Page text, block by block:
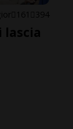
161 394
lascia